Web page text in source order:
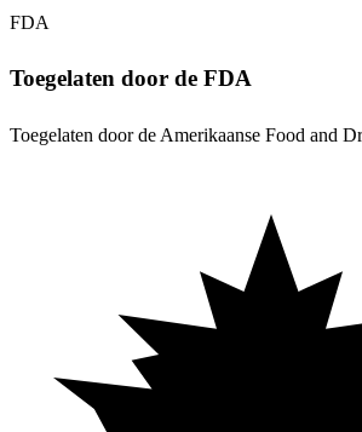
FDA
Toegelaten door de FDA
Toegelaten door de Amerikaanse Food and